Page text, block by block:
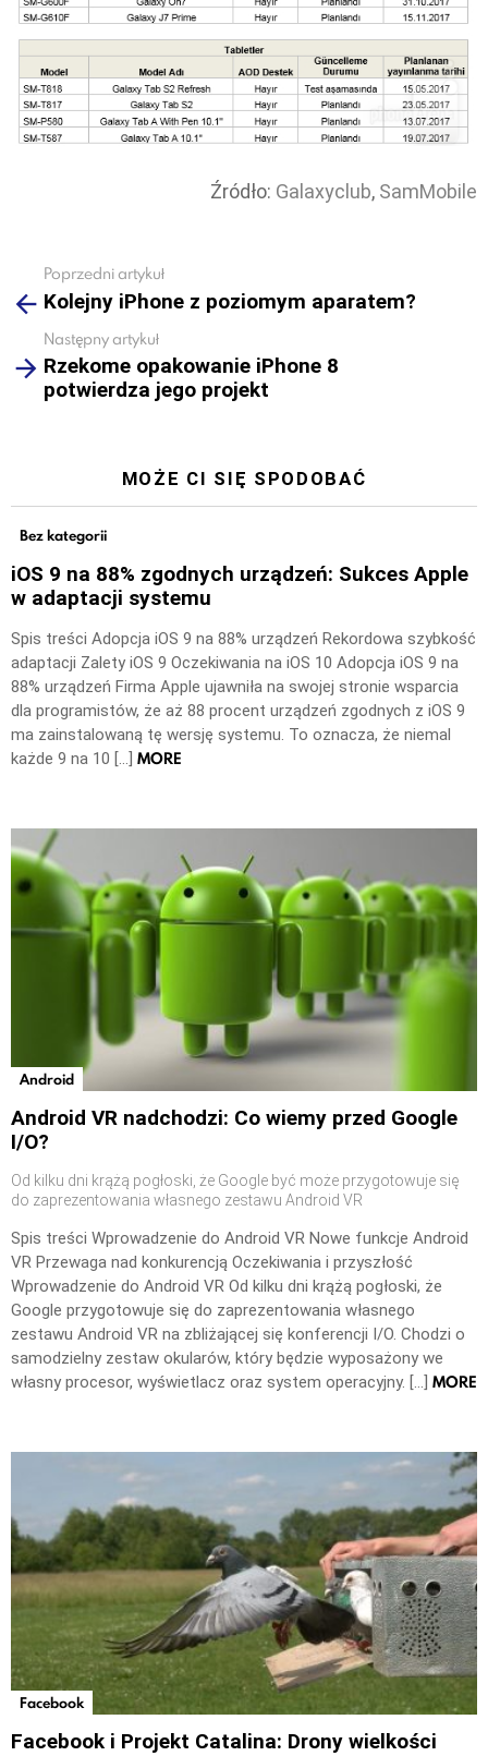
Źródło: Galaxyclub, SamMobile
more
Poprzedni artykuł
Kolejny iPhone z poziomym aparatem?
Następny artykuł
Rzekome opakowanie iPhone 8
potwierdza jego projekt
MOŻE CI SIĘ SPODOBAĆ
Bez kategorii
iOS 9 na 88% zgodnych urządzeń: Sukces Apple
w adaptacji systemu
Spis treści Adopcja iOS 9 na 88% urządzeń Rekordowa szybkość
adaptacji Zalety iOS 9 Oczekiwania na iOS 10 Adopcja iOS 9 na
88% urządzeń Firma Apple ujawniła na swojej stronie wsparcia
dla programistów, że aż 88 procent urządzeń zgodnych z iOS 9
ma zainstalowaną tę wersję systemu. To oznacza, że niemal
każde 9 na 10 […] MORE
Android
Android VR nadchodzi: Co wiemy przed Google
I/O?
Od kilku dni krążą pogłoski, że Google być może przygotowuje się
do zaprezentowania własnego zestawu Android VR
Spis treści Wprowadzenie do Android VR Nowe funkcje Android
VR Przewaga nad konkurencją Oczekiwania i przyszłość
Wprowadzenie do Android VR Od kilku dni krążą pogłoski, że
Google przygotowuje się do zaprezentowania własnego
zestawu Android VR na zbliżającej się konferencji I/O. Chodzi o
samodzielny zestaw okularów, który będzie wyposażony we
własny procesor, wyświetlacz oraz system operacyjny. […] MORE
Facebook
Facebook i Projekt Catalina: Drony wielkości